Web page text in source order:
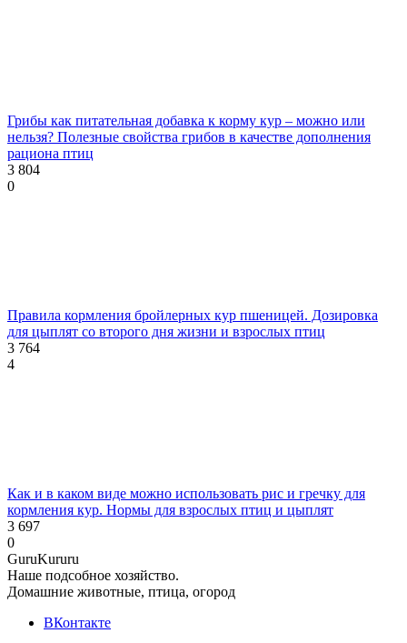
Грибы как питательная добавка к корму кур – можно или
нельзя? Полезные свойства грибов в качестве дополнения
рациона птиц
3 804
0
Правила кормления бройлерных кур пшеницей. Дозировка
для цыплят со второго дня жизни и взрослых птиц
3 764
4
Как и в каком виде можно использовать рис и гречку для
кормления кур. Нормы для взрослых птиц и цыплят
3 697
0
GuruKururu
Наше подсобное хозяйство.
Домашние животные, птица, огород
ВКонтакте